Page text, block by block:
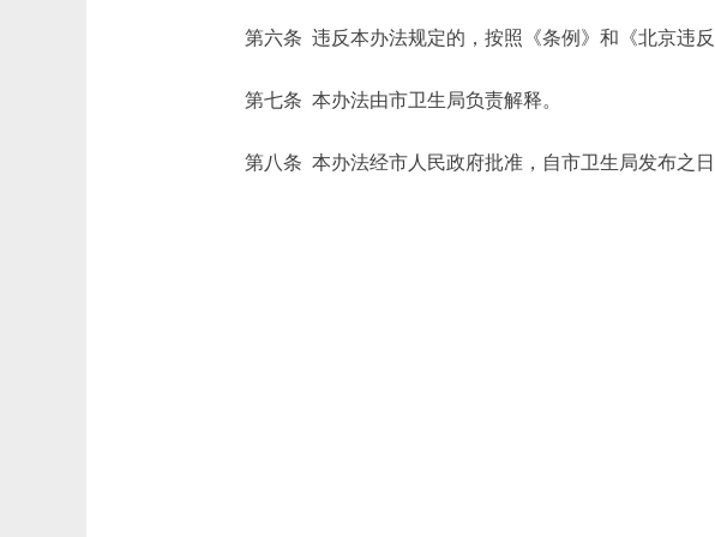
第六条 违反本办法规定的，按照《条例》和《北京违反
第七条 本办法由市卫生局负责解释。
第八条 本办法经市人民政府批准，自市卫生局发布之日